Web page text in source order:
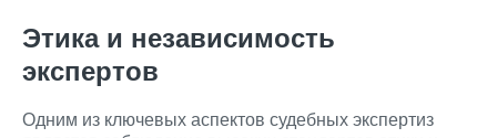
Этика и независимость
экспертов
Одним из ключевых аспектов судебных экспертиз